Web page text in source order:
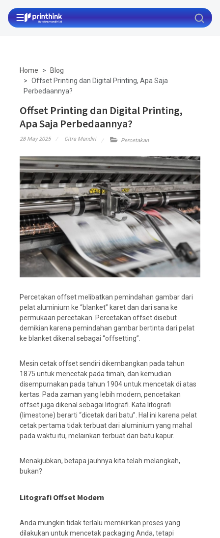
☰
Home
Blog
Offset Printing dan Digital Printing, Apa Saja
Perbedaannya?
Offset Printing dan Digital Printing,
Apa Saja Perbedaannya?
28 May 2025 Citra Mandiri Percetakan
Percetakan offset melibatkan pemindahan gambar dari
pelat aluminium ke “blanket” karet dan dari sana ke
permukaan percetakan. Percetakan offset disebut
demikian karena pemindahan gambar bertinta dari pelat
ke blanket dikenal sebagai “offsetting”.
Mesin cetak offset sendiri dikembangkan pada tahun
1875 untuk mencetak pada timah, dan kemudian
disempurnakan pada tahun 1904 untuk mencetak di atas
kertas. Pada zaman yang lebih modern, pencetakan
offset juga dikenal sebagai litografi. Kata litografi
(limestone) berarti “dicetak dari batu”. Hal ini karena pelat
cetak pertama tidak terbuat dari aluminium yang mahal
pada waktu itu, melainkan terbuat dari batu kapur.
Menakjubkan, betapa jauhnya kita telah melangkah,
bukan?
Litografi Offset Modern
Anda mungkin tidak terlalu memikirkan proses yang
dilakukan untuk mencetak packaging Anda, tetapi